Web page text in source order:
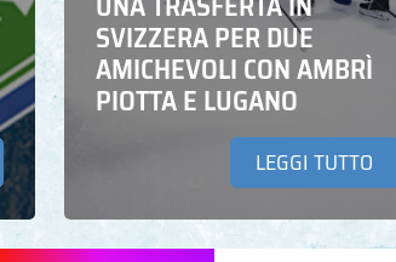
SVIZZERA PER DUE
AMICHEVOLI CON AMBRÌ
PIOTTA E LUGANO
LEGGI TUTTO